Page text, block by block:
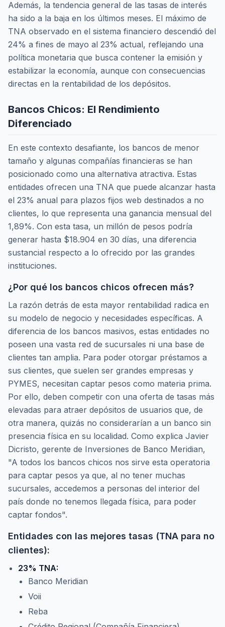
Además, la tendencia general de las tasas de interés
ha sido a la baja en los últimos meses. El máximo de
TNA observado en el sistema financiero descendió del
24% a fines de mayo al 23% actual, reflejando una
política monetaria que busca contener la emisión y
estabilizar la economía, aunque con consecuencias
directas en la rentabilidad de los depósitos.
Bancos Chicos: El Rendimiento
Diferenciado
En este contexto desafiante, los bancos de menor
tamaño y algunas compañías financieras se han
posicionado como una alternativa atractiva. Estas
entidades ofrecen una TNA que puede alcanzar hasta
el 23% anual para plazos fijos web destinados a no
clientes, lo que representa una ganancia mensual del
1,89%. Con esta tasa, un millón de pesos podría
generar hasta $18.904 en 30 días, una diferencia
sustancial respecto a lo ofrecido por las grandes
instituciones.
¿Por qué los bancos chicos ofrecen más?
La razón detrás de esta mayor rentabilidad radica en
su modelo de negocio y necesidades específicas. A
diferencia de los bancos masivos, estas entidades no
poseen una vasta red de sucursales ni una base de
clientes tan amplia. Para poder otorgar préstamos a
sus clientes, que suelen ser grandes empresas y
PYMES, necesitan captar pesos como materia prima.
Por ello, deben competir con una oferta de tasas más
elevadas para atraer depósitos de usuarios que, de
otra manera, quizás no considerarían a un banco sin
presencia física en su localidad. Como explica Javier
Dicristo, gerente de Inversiones de Banco Meridian,
"A todos los bancos chicos nos sirve esta operatoria
para captar pesos ya que, al no tener muchas
sucursales, accedemos a personas del interior del
país donde no tenemos llegada física, para poder
captar fondos".
Entidades con las mejores tasas (TNA para no
clientes):
23% TNA:
Banco Meridian
Voii
Reba